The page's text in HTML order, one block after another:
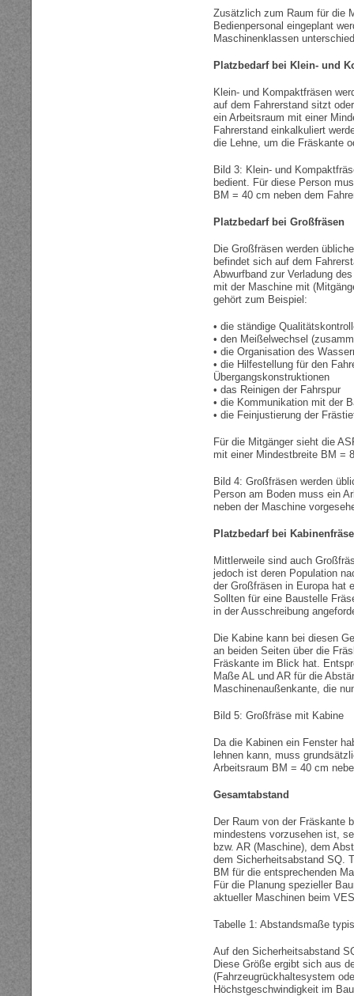
Zusätzlich zum Raum für die
Bedienpersonal eingeplant
Maschinenklassen
Platzbedarf bei Klein- und
Klein- und Kompaktfräsen
auf dem Fahrerstand sitzt
ein Arbeitsraum mit einer
Fahrerstand einkalkuliert
die Lehne, um die Fräskante
Bild 3: Klein- und
bedient. Für diese Person
BM = 40 cm neben dem
Platzbedarf bei Großfräsen
Die Großfräsen werden
befindet sich auf dem
Abwurfband zur Verladung
mit der Maschine mit
gehört zum Beispiel:
• die ständige
• den Meißelwechsel
• die Organisation des
• die Hilfestellung für den
Übergangskonstruktionen
• das Reinigen der Fahrspur
• die Kommunikation mit der
• die Feinjustierung der
Für die Mitgänger sieht die
mit einer Mindestbreite BM =
Bild 4: Großfräsen werden
Person am Boden muss ein
neben der Maschine
Platzbedarf bei
Mittlerweile sind auch
jedoch ist deren Population
der Großfräsen in Europa hat
Sollten für eine Baustelle
in der Ausschreibung
Die Kabine kann bei diesen
an beiden Seiten über die
Fräskante im Blick hat.
Maße AL und AR für die
Maschinenaußenkante, die
Bild 5: Großfräse mit Kabine
Da die Kabinen ein Fenster
lehnen kann, muss
Arbeitsraum BM = 40 cm
Gesamtabstand
Der Raum von der Fräskante
mindestens vorzusehen ist,
bzw. AR (Maschine), dem
dem Sicherheitsabstand SQ.
BM für die entsprechenden
Für die Planung spezieller
aktueller Maschinen beim
Tabelle 1: Abstandsmaße
Auf den Sicherheitsabstand
Diese Größe ergibt sich aus
(Fahrzeugrückhaltesystem
Höchstgeschwindigkeit im